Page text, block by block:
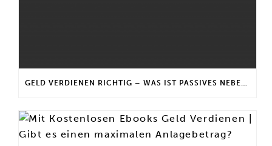
GELD VERDIENEN RICHTIG – WAS IST PASSIVES NEBENEINKOMMEN?